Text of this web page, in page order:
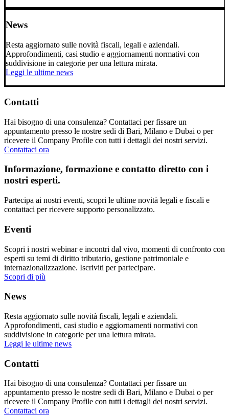
News
Resta aggiornato sulle novità fiscali, legali e aziendali.
Approfondimenti, casi studio e aggiornamenti normativi con
suddivisione in categorie per una lettura mirata.
Leggi le ultime news
Contatti
Hai bisogno di una consulenza? Contattaci per fissare un
appuntamento presso le nostre sedi di Bari, Milano e Dubai o per
ricevere il Company Profile con tutti i dettagli dei nostri servizi.
Contattaci ora
Informazione, formazione e contatto diretto con i
nostri esperti.
Partecipa ai nostri eventi, scopri le ultime novità legali e fiscali e
contattaci per ricevere supporto personalizzato.
Eventi
Scopri i nostri webinar e incontri dal vivo, momenti di confronto con
esperti su temi di diritto tributario, gestione patrimoniale e
internazionalizzazione. Iscriviti per partecipare.
Scopri di più
News
Resta aggiornato sulle novità fiscali, legali e aziendali.
Approfondimenti, casi studio e aggiornamenti normativi con
suddivisione in categorie per una lettura mirata.
Leggi le ultime news
Contatti
Hai bisogno di una consulenza? Contattaci per fissare un
appuntamento presso le nostre sedi di Bari, Milano e Dubai o per
ricevere il Company Profile con tutti i dettagli dei nostri servizi.
Contattaci ora